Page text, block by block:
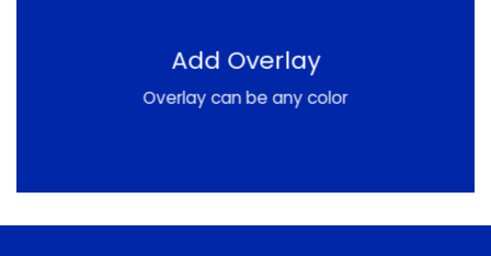
Add Overlay
Overlay can be any color